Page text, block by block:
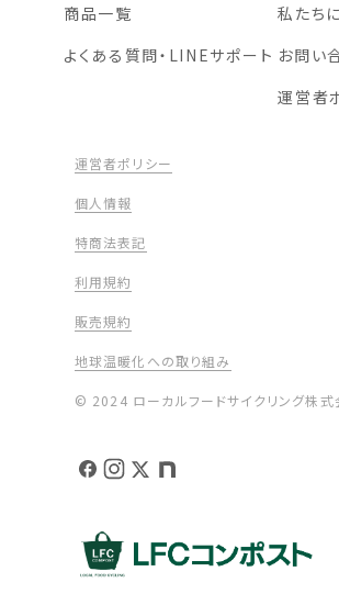
商品一覧
よくある質問・LINEサポート
私たち
お問い
運営者
© 2024 ローカルフードサイクリング株式
運営者ポリシー
個人情報
特商法表記
利用規約
販売規約
地球温暖化への取り組み